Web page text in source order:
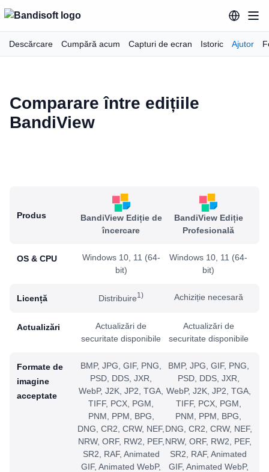
Descărcare Cumpără acum Capturi de ecran Istoric Ajutor
Comparare între edițiile
BandiView
Produs
BandiView Ediție de
încercare
BandiView Ediție
Profesională
OS & CPU
Windows 10, 11 (64-
bit)
Windows 10, 11 (64-
bit)
Licență Distribuire1) Achiziție necesară
Actualizări
Actualizări de
securitate disponibile
Actualizări de
securitate disponibile
Formate de
imagine
acceptate
BMP, JPG, GIF, PNG,
PSD, DDS, JXR,
WebP, J2K, JP2, TGA,
TIFF, PCX, PGM,
PNM, PPM, BPG,
DNG, CR2, CRW, NEF,
NRW, ORF, RW2, PEF,
SR2, RAF, Animated
GIF, Animated WebP,
BMP, JPG, GIF, PNG,
PSD, DDS, JXR,
WebP, J2K, JP2, TGA,
TIFF, PCX, PGM,
PNM, PPM, BPG,
DNG, CR2, CRW, NEF,
NRW, ORF, RW2, PEF,
SR2, RAF, Animated
GIF, Animated WebP,